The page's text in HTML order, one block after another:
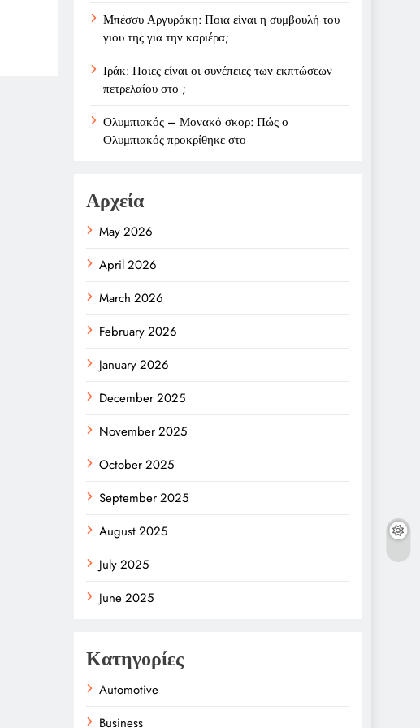
Μπέσσυ Αργυράκη: Ποια είναι η συμβουλή του
γιου της για την καριέρα;
Ιράκ: Ποιες είναι οι συνέπειες των εκπτώσεων
πετρελαίου στο ;
Ολυμπιακός – Μονακό σκορ: Πώς ο
Ολυμπιακός προκρίθηκε στο
Αρχεία
May 2026
April 2026
March 2026
February 2026
January 2026
December 2025
November 2025
October 2025
September 2025
August 2025
July 2025
June 2025
Κατηγορίες
Automotive
Business